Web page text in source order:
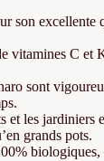
son excellente
vitamines C
sont
et les
grands pots.